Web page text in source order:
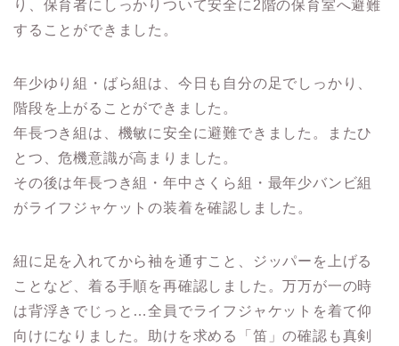
り、保育者にしっかりついて安全に2階の保育室へ避難
することができました。
年少ゆり組・ばら組は、今日も自分の足でしっかり、
階段を上がることができました。
年長つき組は、機敏に安全に避難できました。またひ
とつ、危機意識が高まりました。
その後は年長つき組・年中さくら組・最年少バンビ組
がライフジャケットの装着を確認しました。
紐に足を入れてから袖を通すこと、ジッパーを上げる
ことなど、着る手順を再確認しました。万万が一の時
は背浮きでじっと…全員でライフジャケットを着て仰
向けになりました。助けを求める「笛」の確認も真剣